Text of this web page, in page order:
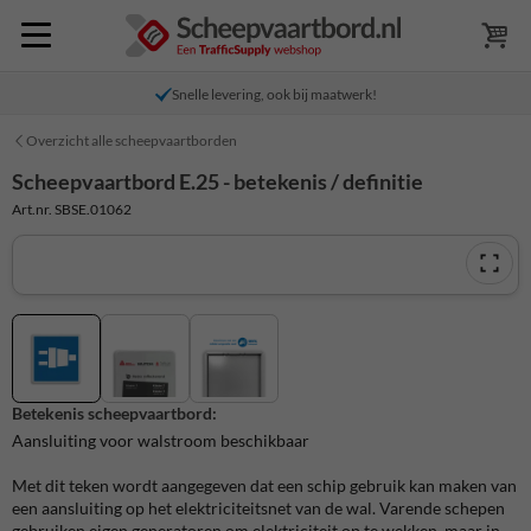
Snelle levering, ook bij maatwerk!
Overzicht alle scheepvaartborden
Scheepvaartbord E.25 - betekenis / definitie
Art.nr. SBSE.01062
Betekenis scheepvaartbord:
Aansluiting voor walstroom beschikbaar
Met dit teken wordt aangegeven dat een schip gebruik kan maken van
een aansluiting op het elektriciteitsnet van de wal. Varende schepen